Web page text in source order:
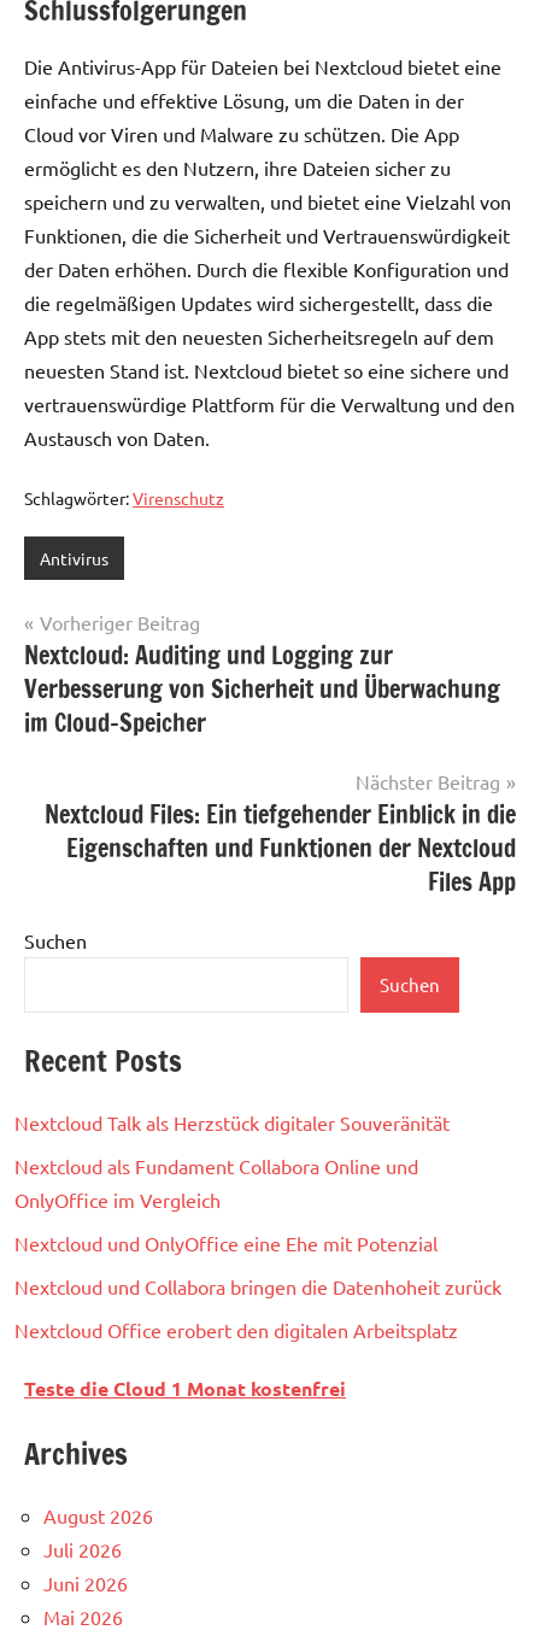
Schlussfolgerungen
Die Antivirus-App für Dateien bei Nextcloud bietet eine
einfache und effektive Lösung, um die Daten in der
Cloud vor Viren und Malware zu schützen. Die App
ermöglicht es den Nutzern, ihre Dateien sicher zu
speichern und zu verwalten, und bietet eine Vielzahl von
Funktionen, die die Sicherheit und Vertrauenswürdigkeit
der Daten erhöhen. Durch die flexible Konfiguration und
die regelmäßigen Updates wird sichergestellt, dass die
App stets mit den neuesten Sicherheitsregeln auf dem
neuesten Stand ist. Nextcloud bietet so eine sichere und
vertrauenswürdige Plattform für die Verwaltung und den
Austausch von Daten.
Schlagwörter:Virenschutz
Antivirus
Beitragsnavigation
Vorheriger Beitrag
Nextcloud: Auditing und Logging zur
Verbesserung von Sicherheit und Überwachung
im Cloud-Speicher
Nächster Beitrag
Nextcloud Files: Ein tiefgehender Einblick in die
Eigenschaften und Funktionen der Nextcloud
Files App
Suchen
Suchen
Recent Posts
Nextcloud Talk als Herzstück digitaler Souveränität
Nextcloud als Fundament Collabora Online und
OnlyOffice im Vergleich
Nextcloud und OnlyOffice eine Ehe mit Potenzial
Nextcloud und Collabora bringen die Datenhoheit zurück
Nextcloud Office erobert den digitalen Arbeitsplatz
Teste die Cloud 1 Monat kostenfrei
Archives
August 2026
Juli 2026
Juni 2026
Mai 2026